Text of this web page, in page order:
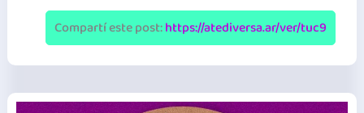
Y
Legal
Del
Embarazo
|
Mingéneros
|
Compartí este post:https://atediversa.ar/ver/tuc9